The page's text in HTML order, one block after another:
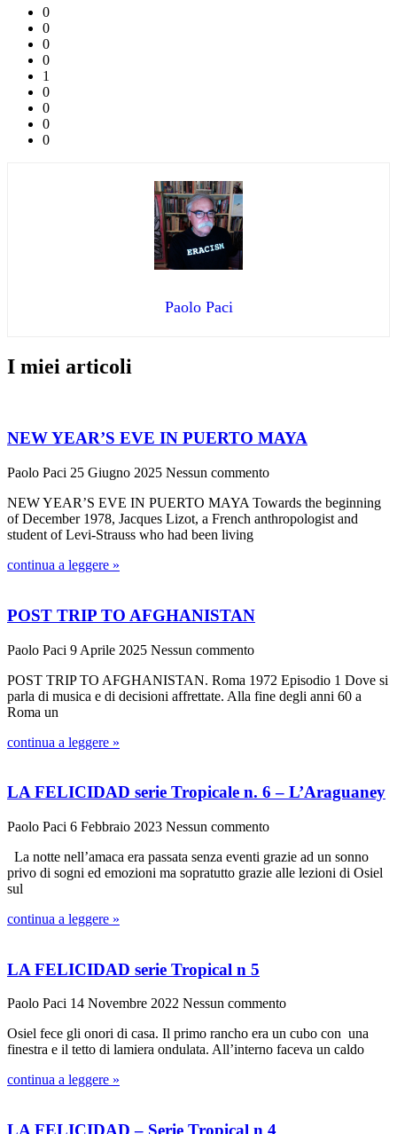
0
0
0
0
1
0
0
0
0
Paolo Paci
I miei articoli
NEW YEAR’S EVE IN PUERTO MAYA
Paolo Paci 25 Giugno 2025 Nessun commento
NEW YEAR’S EVE IN PUERTO MAYA Towards the beginning
of December 1978, Jacques Lizot, a French anthropologist and
student of Levi-Strauss who had been living
continua a leggere »
POST TRIP TO AFGHANISTAN
Paolo Paci 9 Aprile 2025 Nessun commento
POST TRIP TO AFGHANISTAN. Roma 1972 Episodio 1 Dove si
parla di musica e di decisioni affrettate. Alla fine degli anni 60 a
Roma un
continua a leggere »
LA FELICIDAD serie Tropicale n. 6 – L’Araguaney
Paolo Paci 6 Febbraio 2023 Nessun commento
La notte nell’amaca era passata senza eventi grazie ad un sonno
privo di sogni ed emozioni ma sopratutto grazie alle lezioni di Osiel
sul
continua a leggere »
LA FELICIDAD serie Tropical n 5
Paolo Paci 14 Novembre 2022 Nessun commento
Osiel fece gli onori di casa. Il primo rancho era un cubo con una
finestra e il tetto di lamiera ondulata. All’interno faceva un caldo
continua a leggere »
LA FELICIDAD – Serie Tropical n 4